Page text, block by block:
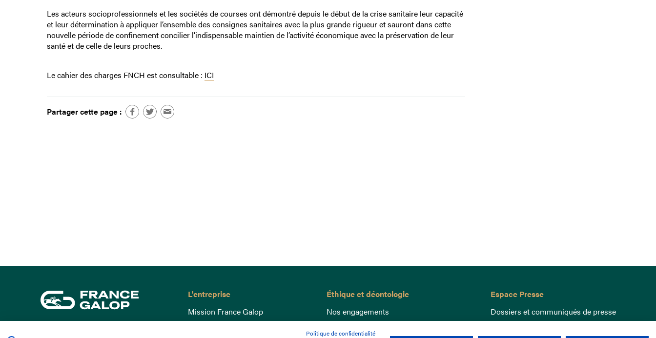
Les acteurs socioprofessionnels et les sociétés de courses ont démontré depuis le début de la crise sanitaire leur capacité
et leur détermination à appliquer l’ensemble des consignes sanitaires avec la plus grande rigueur et sauront dans cette
nouvelle période de confinement concilier l’indispensable maintien de l’activité économique avec la préservation de leur
santé et de celle de leurs proches.
Le cahier des charges FNCH est consultable : ICI
Partager cette page :
L'entreprise
Mission France Galop
Gouvernance
Éthique et déontologie
Nos engagements
Lutte anti-dopage
Espace Presse
Dossiers et communiqués de presse
Politique de confidentialité